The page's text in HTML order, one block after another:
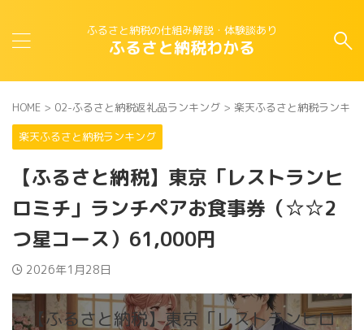
ふるさと納税の仕組み解説・体験談あり
ふるさと納税わかる
HOME > 02-ふるさと納税返礼品ランキング > 楽天ふるさと納税ランキン
楽天ふるさと納税ランキング
【ふるさと納税】東京「レストランヒ
ロミチ」ランチペアお食事券（☆☆2
つ星コース）61,000円
2026年1月28日
【ふるさと納税】東京「レストランヒロ